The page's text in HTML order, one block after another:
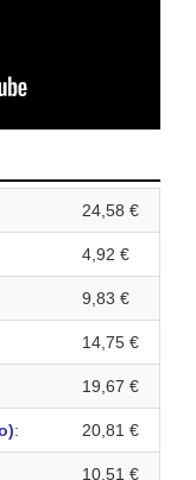
24,58 €
4,92 €
9,83 €
14,75 €
19,67 €
: 20,81 €
10,51 €